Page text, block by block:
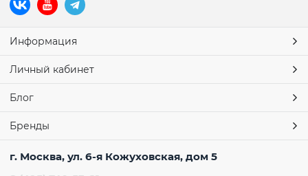
Информация
Личный кабинет
Блог
Бренды
г. Москва, ул. 6-я Кожуховская, дом 5